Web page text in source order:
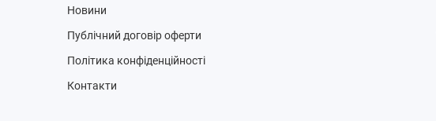
Новини
Публічний договір оферти
Політика конфіденційності
Контакти